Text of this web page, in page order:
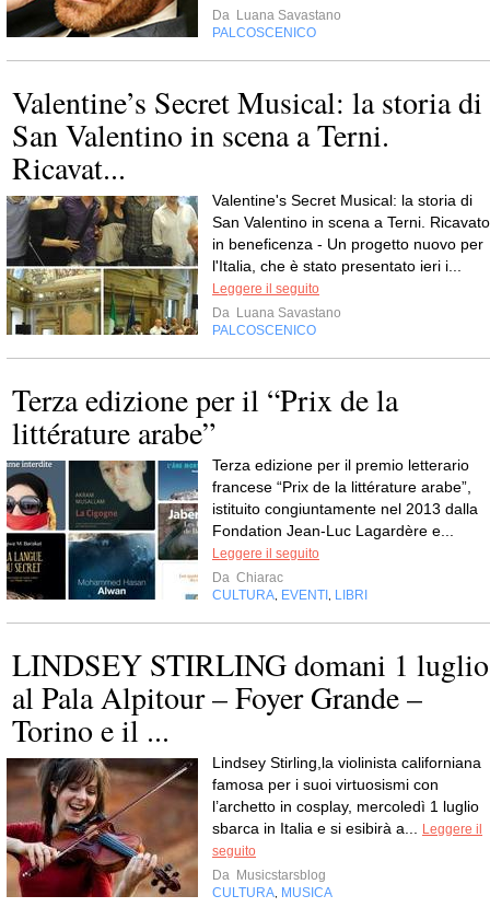
Da Luana Savastano
PALCOSCENICO
Valentine’s Secret Musical: la storia di
San Valentino in scena a Terni.
Ricavat...
Valentine's Secret Musical: la storia di
San Valentino in scena a Terni. Ricavato
in beneficenza - Un progetto nuovo per
l'Italia, che è stato presentato ieri i...
Leggere il seguito
Da Luana Savastano
PALCOSCENICO
Terza edizione per il “Prix de la
littérature arabe”
Terza edizione per il premio letterario
francese “Prix de la littérature arabe”,
istituito congiuntamente nel 2013 dalla
Fondation Jean-Luc Lagardère e...
Leggere il seguito
Da Chiarac
CULTURA EVENTI LIBRI
LINDSEY STIRLING domani 1 luglio
al Pala Alpitour – Foyer Grande –
Torino e il ...
Lindsey Stirling,la violinista californiana
famosa per i suoi virtuosismi con
l’archetto in cosplay, mercoledì 1 luglio
sbarca in Italia e si esibirà a...
Leggere il
seguito
Da Musicstarsblog
CULTURA MUSICA